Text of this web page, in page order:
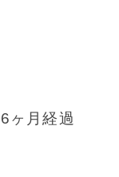
6ヶ月経過